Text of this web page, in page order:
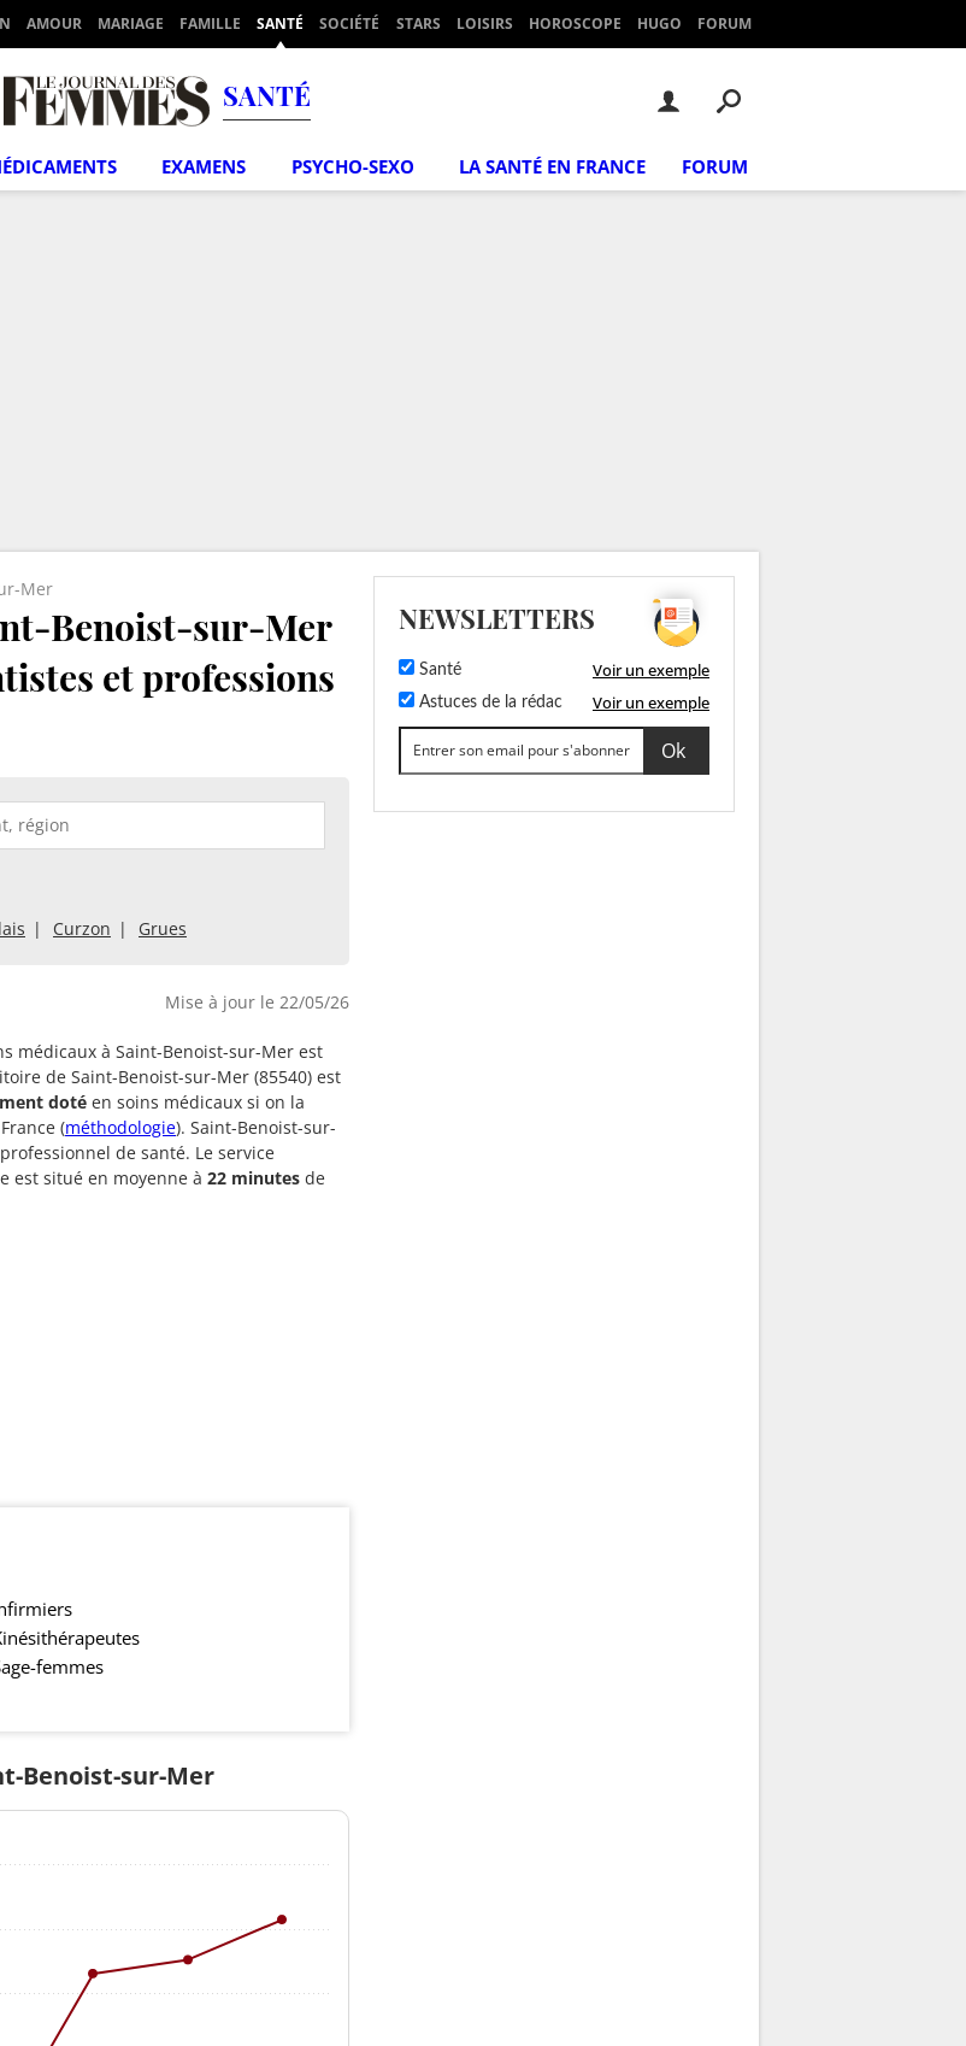
AMOUR MARIAGE FAMILLE SANTÉ SOCIÉTÉ STARS LOISIRS HOROSCOPE HUGO FORUM
SANTÉ
EXAMENS PSYCHO-SEXO LA SANTÉ EN FRANCE FORUM
Mer
Benoist-sur-Mer
et professions
Curzon Grues
Mise à jour le 22/05/26
médicaux à Saint-Benoist-sur-Mer est
de Saint-Benoist-sur-Mer (85540) est
doté en soins médicaux si on la
(méthodologie). Saint-Benoist-sur-
de santé. Le service
est situé en moyenne à 22 minutes de
femmes
Benoist-sur-Mer
NEWSLETTERS
Santé Voir un exemple
Astuces de la rédac Voir un exemple